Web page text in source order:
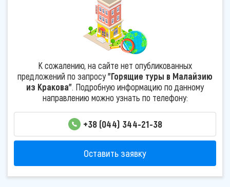
К сожалению, на сайте нет опубликованных
предложений по запросу"Горящие туры в Малайзию
из Кракова". Подробную информацию по данному
направлению можно узнать по телефону:
+38 (044) 344-21-38
Оставить заявку